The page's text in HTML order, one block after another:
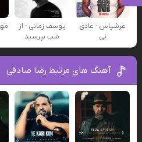
عرشیاس - عادی
نی
یوسف زمانی - از
شب بپرسید
آهنگ های مرتبط رضا صادقی